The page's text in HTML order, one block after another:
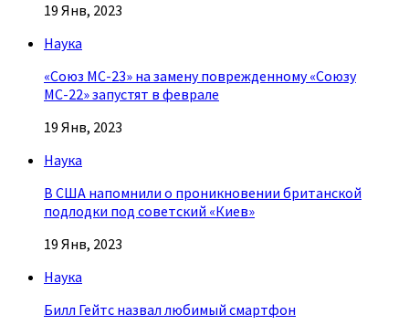
19 Янв, 2023
Наука
«Союз МС-23» на замену поврежденному «Союзу
МС-22» запустят в феврале
19 Янв, 2023
Наука
В США напомнили о проникновении британской
подлодки под советский «Киев»
19 Янв, 2023
Наука
Билл Гейтс назвал любимый смартфон